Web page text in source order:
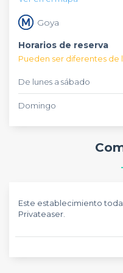
Privateaser
gratuita!
Goya
Horarios de reserva
Pueden ser diferentes de
De lunes a sábado
Domingo
Este establecimiento
Privateaser.